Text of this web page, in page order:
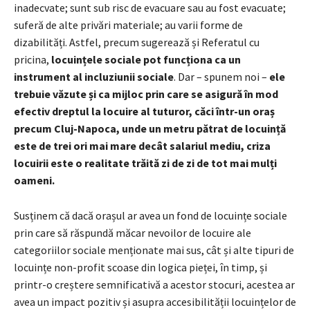
inadecvate; sunt sub risc de evacuare sau au fost evacuate;
suferă de alte privări materiale; au varii forme de
dizabilități. Astfel, precum sugerează și Referatul cu
pricina, locuințele sociale pot funcționa ca un
instrument al incluziunii sociale. Dar – spunem noi – ele
trebuie văzute și ca mijloc prin care se asigură în mod
efectiv dreptul la locuire al tuturor, căci într-un oraș
precum Cluj-Napoca, unde un metru pătrat de locuință
este de trei ori mai mare decât salariul mediu, criza
locuirii este o realitate trăită zi de zi de tot mai mulți
oameni.
Susținem că dacă orașul ar avea un fond de locuințe sociale
prin care să răspundă măcar nevoilor de locuire ale
categoriilor sociale menționate mai sus, cât și alte tipuri de
locuințe non-profit scoase din logica pieței, în timp, și
printr-o creștere semnificativă a acestor stocuri, acestea ar
avea un impact pozitiv și asupra accesibilității locuințelor de